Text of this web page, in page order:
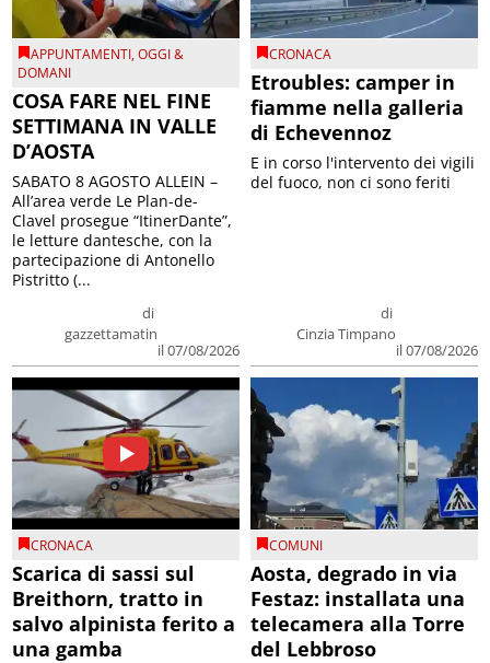
APPUNTAMENTI,OGGI &
DOMANI
COSA FARE NEL FINE
SETTIMANA IN VALLE
D’AOSTA
di
gazzettamatin
il 07/08/2026
SABATO 8 AGOSTO ALLEIN –
All’area verde Le Plan-de-
Clavel prosegue “ItinerDante”,
le letture dantesche, con la
partecipazione di Antonello
Pistritto (...
CRONACA
Etroubles: camper in
fiamme nella galleria
di Echevennoz
di
Cinzia Timpano
il 07/08/2026
E in corso l'intervento dei vigili
del fuoco, non ci sono feriti
CRONACA
Scarica di sassi sul
Breithorn, tratto in
salvo alpinista ferito a
una gamba
COMUNI
Aosta, degrado in via
Festaz: installata una
telecamera alla Torre
del Lebbroso